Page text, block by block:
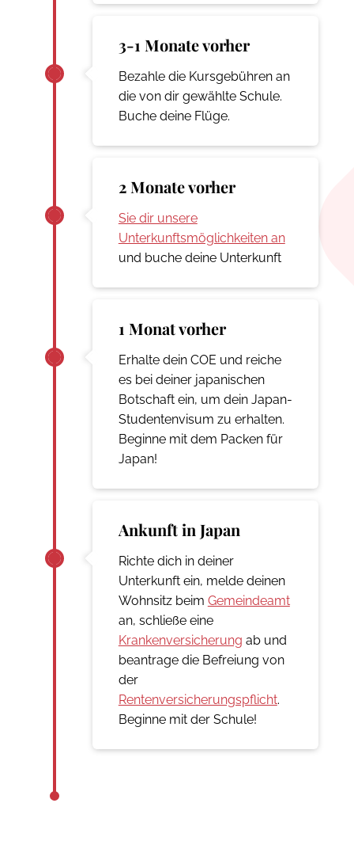
3-1 Monate vorher
Bezahle die Kursgebühren an
die von dir gewählte Schule.
Buche deine Flüge.
2 Monate vorher
Sie dir unsere
Unterkunftsmöglichkeiten an
und buche deine Unterkunft
1 Monat vorher
Erhalte dein COE und reiche
es bei deiner japanischen
Botschaft ein, um dein Japan-
Studentenvisum zu erhalten.
Beginne mit dem Packen für
Japan!
Ankunft in Japan
Richte dich in deiner
Unterkunft ein, melde deinen
Wohnsitz beim Gemeindeamt
an, schließe eine
Krankenversicherung ab und
beantrage die Befreiung von
der
Rentenversicherungspflicht.
Beginne mit der Schule!